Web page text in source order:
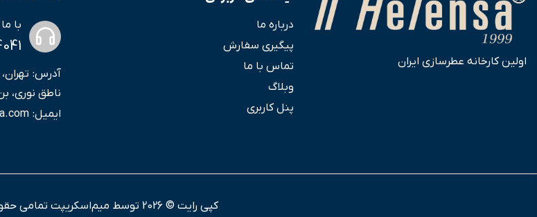
اولین کارخانه عطرسازی ایران
درباره ما
پیگیری سفارش
تماس با ما
وبلاگ
پنل کاربری
با
آدرس:
ناطق نوری، بن
ایمیل:
کپی رایت © 2026 توسط میم‌اسکریپت تمامی